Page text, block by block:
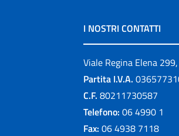
I NOSTRI CONTATTI
Viale Regina Elena
Partita I.V.A.
C.F. 80211730587
Telefono: 06 4990 1
Fax: 06 4938 7118